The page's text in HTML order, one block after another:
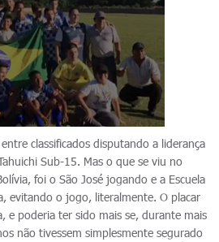
classificados disputando a liderança
Sub-15. Mas o que se viu no
foi o São José jogando e a Escuela
evitando o jogo, literalmente. O placar
e poderia ter sido mais se, durante mais
não tivessem simplesmente segurado